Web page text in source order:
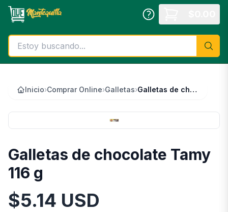
Saltar al contenido principal
Inicio›Comprar Online›Galletas› Galletas de chocolate Tamy 116 g
Galletas de chocolate Tamy
116 g
Información del Producto
$5.14 USD